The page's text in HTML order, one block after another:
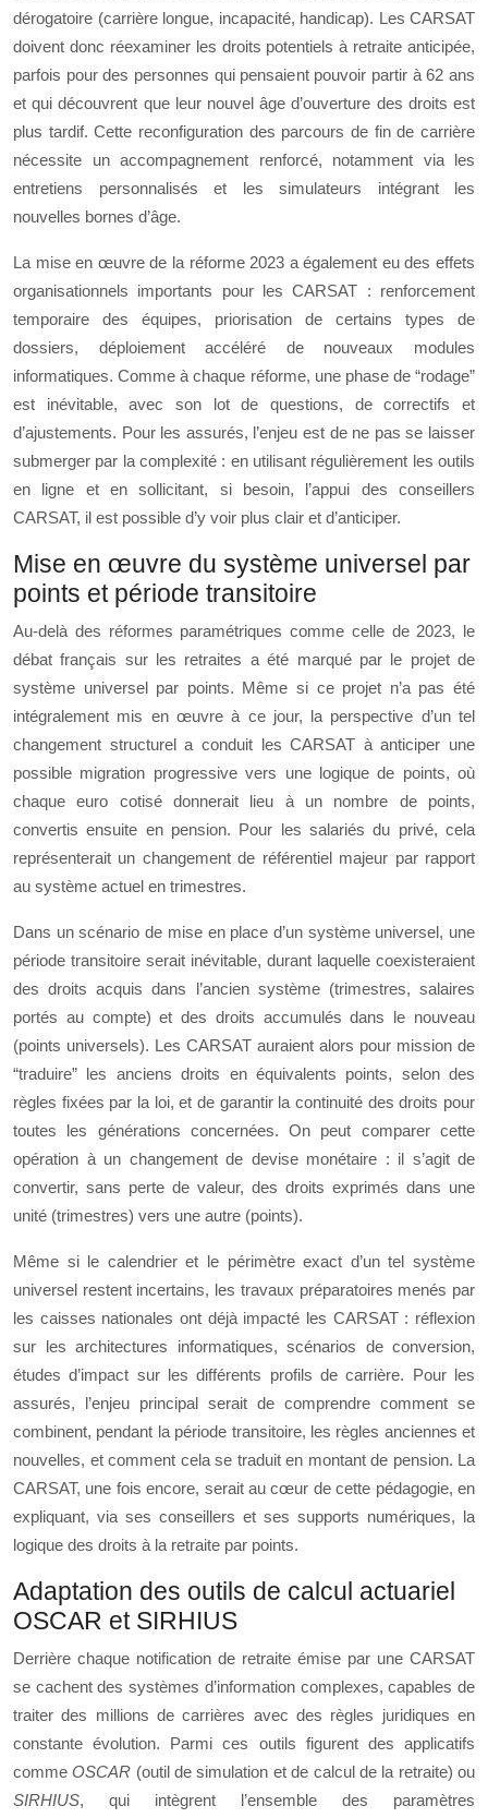
dérogatoire (carrière longue, incapacité, handicap). Les CARSAT
doivent donc réexaminer les droits potentiels à retraite anticipée,
parfois pour des personnes qui pensaient pouvoir partir à 62 ans
et qui découvrent que leur nouvel âge d’ouverture des droits est
plus tardif. Cette reconfiguration des parcours de fin de carrière
nécessite un accompagnement renforcé, notamment via les
entretiens personnalisés et les simulateurs intégrant les
nouvelles bornes d’âge.
La mise en œuvre de la réforme 2023 a également eu des effets
organisationnels importants pour les CARSAT : renforcement
temporaire des équipes, priorisation de certains types de
dossiers, déploiement accéléré de nouveaux modules
informatiques. Comme à chaque réforme, une phase de “rodage”
est inévitable, avec son lot de questions, de correctifs et
d’ajustements. Pour les assurés, l’enjeu est de ne pas se laisser
submerger par la complexité : en utilisant régulièrement les outils
en ligne et en sollicitant, si besoin, l’appui des conseillers
CARSAT, il est possible d’y voir plus clair et d’anticiper.
Mise en œuvre du système universel par
points et période transitoire
Au-delà des réformes paramétriques comme celle de 2023, le
débat français sur les retraites a été marqué par le projet de
système universel par points. Même si ce projet n’a pas été
intégralement mis en œuvre à ce jour, la perspective d’un tel
changement structurel a conduit les CARSAT à anticiper une
possible migration progressive vers une logique de points, où
chaque euro cotisé donnerait lieu à un nombre de points,
convertis ensuite en pension. Pour les salariés du privé, cela
représenterait un changement de référentiel majeur par rapport
au système actuel en trimestres.
Dans un scénario de mise en place d’un système universel, une
période transitoire serait inévitable, durant laquelle coexisteraient
des droits acquis dans l’ancien système (trimestres, salaires
portés au compte) et des droits accumulés dans le nouveau
(points universels). Les CARSAT auraient alors pour mission de
“traduire” les anciens droits en équivalents points, selon des
règles fixées par la loi, et de garantir la continuité des droits pour
toutes les générations concernées. On peut comparer cette
opération à un changement de devise monétaire : il s’agit de
convertir, sans perte de valeur, des droits exprimés dans une
unité (trimestres) vers une autre (points).
Même si le calendrier et le périmètre exact d’un tel système
universel restent incertains, les travaux préparatoires menés par
les caisses nationales ont déjà impacté les CARSAT : réflexion
sur les architectures informatiques, scénarios de conversion,
études d’impact sur les différents profils de carrière. Pour les
assurés, l’enjeu principal serait de comprendre comment se
combinent, pendant la période transitoire, les règles anciennes et
nouvelles, et comment cela se traduit en montant de pension. La
CARSAT, une fois encore, serait au cœur de cette pédagogie, en
expliquant, via ses conseillers et ses supports numériques, la
logique des droits à la retraite par points.
Adaptation des outils de calcul actuariel
OSCAR et SIRHIUS
Derrière chaque notification de retraite émise par une CARSAT
se cachent des systèmes d’information complexes, capables de
traiter des millions de carrières avec des règles juridiques en
constante évolution. Parmi ces outils figurent des applicatifs
commeOSCAR (outil de simulation et de calcul de la retraite) ou
SIRHIUS, qui intègrent l’ensemble des paramètres